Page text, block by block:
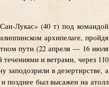
Лукас» (40 т) под командой
архипелаге, пройдя
пути (22 апреля — 16 июля
течениями и ветрами, через 110
в дезертирстве, а
позднее был высажен на атолл